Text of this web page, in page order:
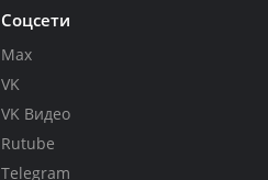
Соцсети
Max
VK
VK Видео
Rutube
Telegram